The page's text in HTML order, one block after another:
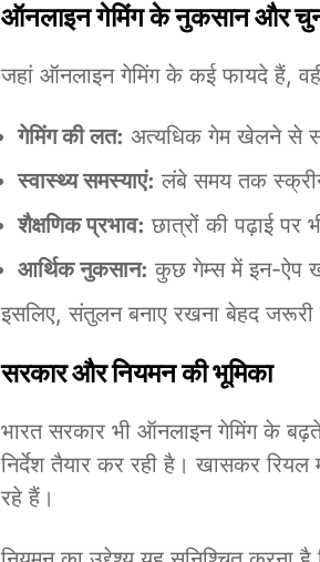
ऑनलाइन गेमिंग के नुकसान और
जहां ऑनलाइन गेमिंग के कई फायदे हैं,
गेमिंग की लत: अत्यधिक गेम खेलने से
स्वास्थ्य समस्याएं: लंबे समय तक
शैक्षणिक प्रभाव: छात्रों की पढ़ाई
आर्थिक नुकसान: कुछ गेम्स में इन-ऐप
इसलिए, संतुलन बनाए रखना बेहद जरूरी
सरकार और नियमन की भूमिका
भारत सरकार भी ऑनलाइन गेमिंग के
निर्देश तैयार कर रही है। खासकर
रहे हैं।